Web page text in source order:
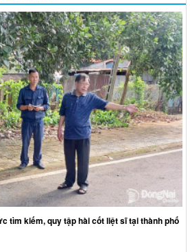
tìm kiếm, quy tập hài cốt liệt sĩ tại thành phố